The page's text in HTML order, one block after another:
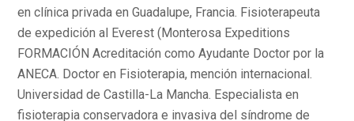
en clínica privada en Guadalupe, Francia. Fisioterapeuta
de expedición al Everest (Monterosa Expeditions
FORMACIÓN Acreditación como Ayudante Doctor por la
ANECA. Doctor en Fisioterapia, mención internacional.
Universidad de Castilla-La Mancha. Especialista en
fisioterapia conservadora e invasiva del síndrome de